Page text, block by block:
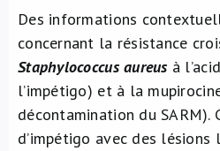
Des informations
concernant la résistance
Staphylococcus aureus à
l’impétigo) et à la
décontamination du SARM).
d’impétigo avec des